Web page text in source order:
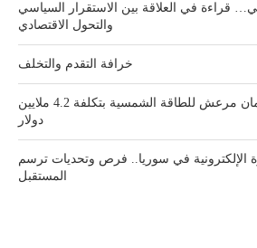
قراءة في العلاقة بين الاستقرار السياسي
والتحول الاقتصادي
خرافة التقدم والتخلف
تركيا تفتتح محطة كهرمان مرعش للطاقة الشمسية بتكلفة 4.2 ملايين
دولار
الإلكترونية في سوريا.. فرص وتحديات ترسم
المستقبل